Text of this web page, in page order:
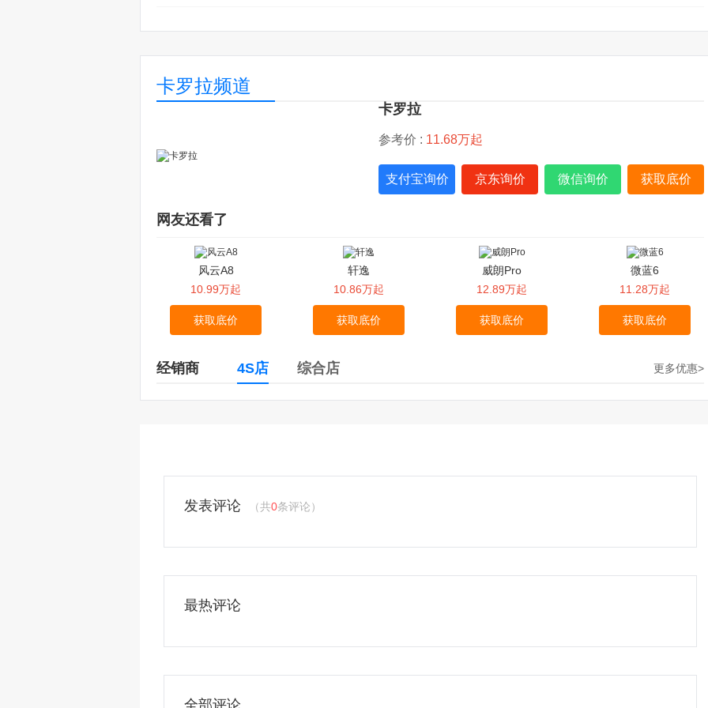
卡罗拉频道
卡罗拉
参考价 : 11.68万起
支付宝询价 京东询价 微信询价 获取底价
网友还看了
风云A8
10.99万起
获取底价
轩逸
10.86万起
获取底价
威朗Pro
12.89万起
获取底价
微蓝6
11.28万起
获取底价
经销商 4S店 综合店 更多优惠>
发表评论 （共0条评论）
最热评论
全部评论